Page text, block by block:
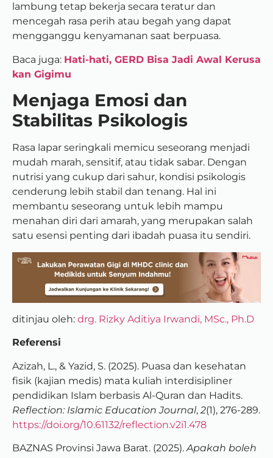
lambung tetap bekerja secara teratur dan
mencegah rasa perih atau begah yang dapat
mengganggu kenyamanan saat berpuasa.
Baca juga: Hati-hati, GERD Bisa Jadi Awal Kerusa
kan Gigimu
Menjaga Emosi dan
Stabilitas Psikologis
Rasa lapar seringkali memicu seseorang menjadi
mudah marah, sensitif, atau tidak sabar. Dengan
nutrisi yang cukup dari sahur, kondisi psikologis
cenderung lebih stabil dan tenang. Hal ini
membantu seseorang untuk lebih mampu
menahan diri dari amarah, yang merupakan salah
satu esensi penting dari ibadah puasa itu sendiri.
ditinjau oleh: drg. Rizky Aditiya Irwandi, MSc., Ph.D
Referensi
Azizah, L., & Yazid, S. (2025). Puasa dan kesehatan
fisik (kajian medis) mata kuliah interdisipliner
pendidikan Islam berbasis Al-Quran dan Hadits.
Reflection: Islamic Education Journal, 2(1), 276-289.
https://doi.org/10.61132/reflection.v2i1.478
BAZNAS Provinsi Jawa Barat. (2025).Apakah boleh